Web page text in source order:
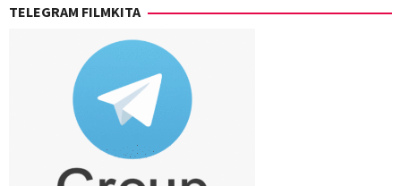
Phil
Sheila
Waldron
TELEGRAM FILMKITA